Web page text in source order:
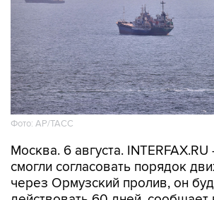
Фото: AP/ТАСС
Москва. 6 августа.
смогли согласовать порядок
через Ормузский пролив, он